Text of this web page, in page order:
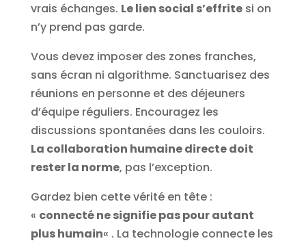
vrais échanges. Le lien social s’effritesi on
n’y prend pas garde.
Vous devez imposer des zones franches,
sans écran ni algorithme. Sanctuarisez des
réunions en personne et des déjeuners
d’équipe réguliers. Encouragez les
discussions spontanées dans les couloirs.
La collaboration humaine directe doit
rester la norme, pas l’exception.
Gardez bien cette vérité en tête :
« connecté ne signifie pas pour autant
plus humain« . La technologie connecte les